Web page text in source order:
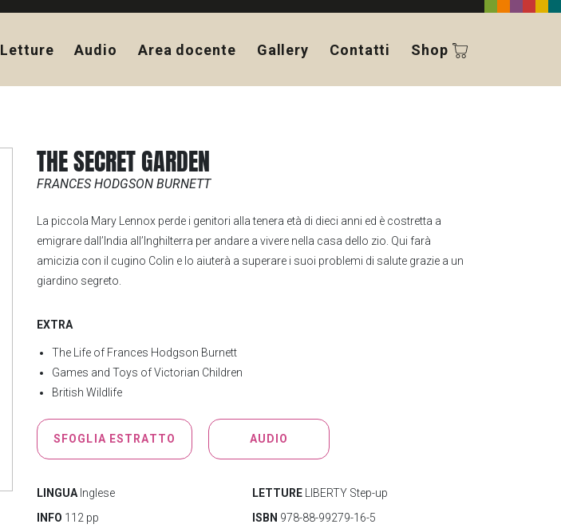
Letture Audio Area docente Gallery Contatti Shop
THE SECRET GARDEN
FRANCES HODGSON BURNETT
La piccola Mary Lennox perde i genitori alla tenera età di dieci anni ed è costretta a
emigrare dall’India all’Inghilterra per andare a vivere nella casa dello zio. Qui farà
amicizia con il cugino Colin e lo aiuterà a superare i suoi problemi di salute grazie a un
giardino segreto.
EXTRA
The Life of Frances Hodgson Burnett
Games and Toys of Victorian Children
British Wildlife
SFOGLIA ESTRATTO AUDIO
LINGUA Inglese LETTURE LIBERTY Step-up
INFO 112 pp ISBN 978-88-99279-16-5